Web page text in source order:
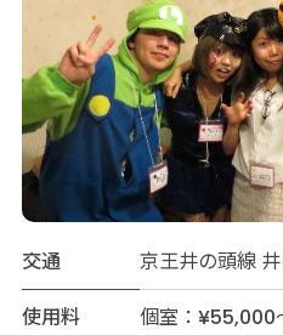
交通
京王井の頭線
使用料
個室：¥55,000